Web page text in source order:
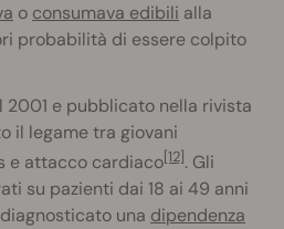
o consumava edibili alla
probabilità di essere colpito
2001 e pubblicato nella rivista
il legame tra giovani
e attacco cardiaco[12]. Gli
su pazienti dai 18 ai 49 anni
una dipendenza